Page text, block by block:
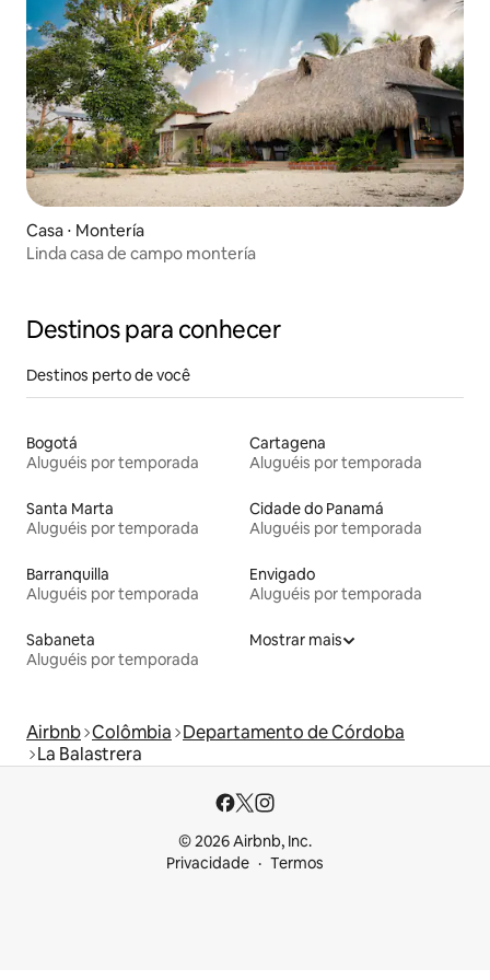
Casa ⋅ Montería
Linda casa de campo montería
Destinos para conhecer
Destinos perto de você
Bogotá
Aluguéis por temporada
Cartagena
Aluguéis por temporada
Santa Marta
Aluguéis por temporada
Cidade do Panamá
Aluguéis por temporada
Barranquilla
Aluguéis por temporada
Envigado
Aluguéis por temporada
Sabaneta
Aluguéis por temporada
Mostrar mais
Airbnb Colômbia Departamento de Córdoba
La Balastrera
© 2026 Airbnb, Inc.
Privacidade
Termos